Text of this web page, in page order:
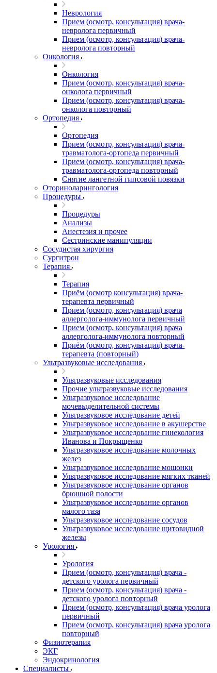
Неврология
Прием (осмотр, консультация) врача-
невролога первичный
Прием (осмотр, консультация) врача-
невролога повторный
Онкология
Онкология
Прием (осмотр, консультация) врача-
онколога первичный
Прием (осмотр, консультация) врача-
онколога повторный
Ортопедия
Ортопедия
Прием (осмотр, консультация) врача-
травматолога-ортопеда первичный
Прием (осмотр, консультация) врача-
травматолога-ортопеда повторный
Снятие лангетной гипсовой повязки
Оториноларингология
Процедуры
Процедуры
Анализы
Анестезия и прочее
Сестринские манипуляции
Сосудистая хирургия
Сургитрон
Терапия
Терапия
Приём (осмотр консультация) врача-
терапевта первичный
Прием (осмотр, консультация) врача
аллерголога-иммунолога первичный
Прием (осмотр, консультация) врача
аллерголога-иммунолога повторный
Приём (осмотр, консультация) врача-
терапевта (повторный)
Ультразвуковые исследования
Ультразвуковые исследования
Прочие ультразвуковые исследования
Ультразвуковое исследование
мочевыделительной системы
Ультразвуковое исследование детей
Ультразвуковое исследование в акушерстве
Ультразвуковое исследование гинекология
Иванова и Покрыщенко
Ультразвуковое исследование молочных
желез
Ультразвуковое исследование мошонки
Ультразвуковое исследование мягких тканей
Ультразвуковое исследование органов
брюшной полости
Ультразвуковое исследование органов
малого таза
Ультразвуковое исследование сосудов
Ультразвуковое исследование щитовидной
железы
Урология
Урология
Прием (осмотр, консультация) врача -
детского уролога первичный
Прием (осмотр, консультация) врача -
детского уролога повторный
Прием (осмотр, консультация) врача уролога
первичный
Прием (осмотр, консультация) врача уролога
повторный
Физиотерапия
ЭКГ
Эндокринология
Специалисты